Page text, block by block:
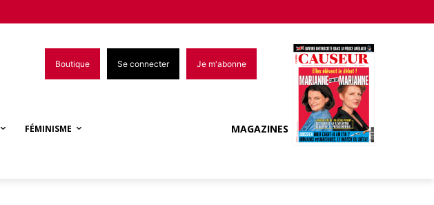
Boutique Se connecter Je m'abonne
FÉMINISME MAGAZINES